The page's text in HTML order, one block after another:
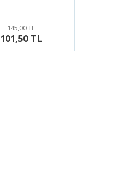
145,00 TL
101,50 TL